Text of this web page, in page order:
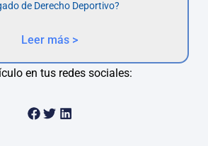
de Derecho Deportivo?
Leer más >
en tus redes sociales: